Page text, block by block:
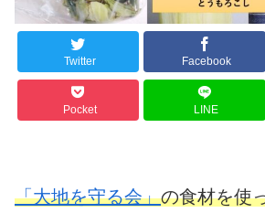
Twitter Facebook
Pocket LINE
「大地を守る会」の食材を使